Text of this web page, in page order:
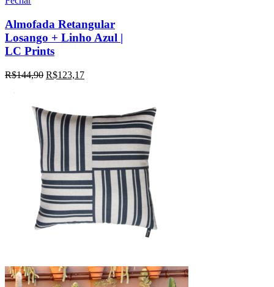
Almofada Retangular
Losango + Linho Azul |
LC Prints
R$144,90 R$123,17